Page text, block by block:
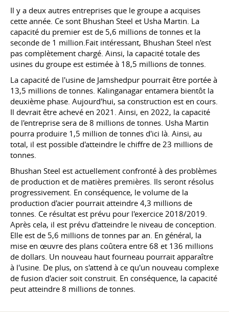
Il y a deux autres entreprises que le groupe a acquises
cette année. Ce sont Bhushan Steel et Usha Martin. La
capacité du premier est de 5,6 millions de tonnes et la
seconde de 1 million.Fait intéressant, Bhushan Steel n'est
pas complètement chargé. Ainsi, la capacité totale des
usines du groupe est estimée à 18,5 millions de tonnes.
La capacité de l'usine de Jamshedpur pourrait être portée à
13,5 millions de tonnes. Kalinganagar entamera bientôt la
deuxième phase. Aujourd'hui, sa construction est en cours.
Il devrait être achevé en 2021. Ainsi, en 2022, la capacité
de l'entreprise sera de 8 millions de tonnes. Usha Martin
pourra produire 1,5 million de tonnes d'ici là. Ainsi, au
total, il est possible d'atteindre le chiffre de 23 millions de
tonnes.
Bhushan Steel est actuellement confronté à des problèmes
de production et de matières premières. Ils seront résolus
progressivement. En conséquence, le volume de la
production d'acier pourrait atteindre 4,3 millions de
tonnes. Ce résultat est prévu pour l'exercice 2018/2019.
Après cela, il est prévu d'atteindre le niveau de conception.
Elle est de 5,6 millions de tonnes par an. En général, la
mise en œuvre des plans coûtera entre 68 et 136 millions
de dollars. Un nouveau haut fourneau pourrait apparaître
à l'usine. De plus, on s'attend à ce qu'un nouveau complexe
de fusion d'acier soit construit. En conséquence, la capacité
peut atteindre 8 millions de tonnes.